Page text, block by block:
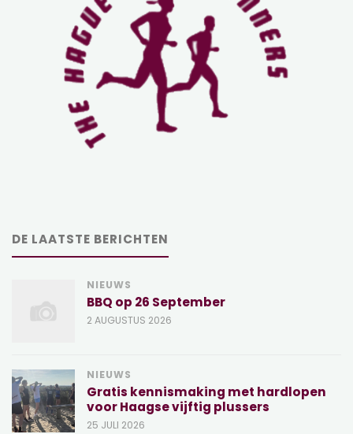
DE LAATSTE BERICHTEN
NIEUWS
BBQ op 26 September
2 AUGUSTUS 2026
NIEUWS
Gratis kennismaking met hardlopen
voor Haagse vijftig plussers
25 JULI 2026